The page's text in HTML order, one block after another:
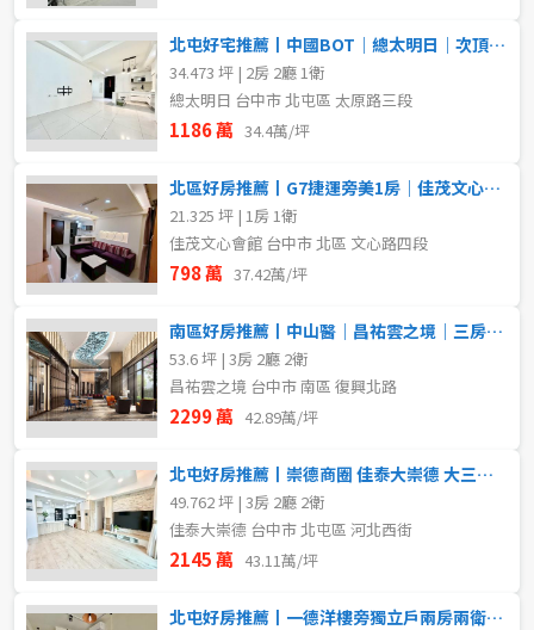
北屯好宅推薦丨中國BOT｜總太明日｜次頂樓｜大兩房平車
34.473 坪 | 2房 2廳 1衛
總太明日 台中市 北屯區 太原路三段
1186 萬 34.4萬/坪
北區好房推薦丨G7捷運旁美1房｜佳茂文心會館｜投資自住首選
21.325 坪 | 1房 1衛
佳茂文心會館 台中市 北區 文心路四段
798 萬 37.42萬/坪
南區好房推薦丨中山醫｜昌祐雲之境｜三房雙平車
53.6 坪 | 3房 2廳 2衛
昌祐雲之境 台中市 南區 復興北路
2299 萬 42.89萬/坪
北屯好房推薦丨崇德商圈 佳泰大崇德 大三房平車
49.762 坪 | 3房 2廳 2衛
佳泰大崇德 台中市 北屯區 河北西街
2145 萬 43.11萬/坪
北屯好房推薦丨一德洋樓旁獨立戶兩房兩衛柱邊平車